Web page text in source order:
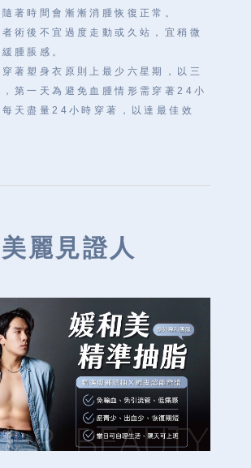
著時間會漸漸消腫恢復正常。
術後不宜過度走動或久站，宜稍微
腫脹感。
著塑身衣原則上最少六星期，以三
第一天為避免血腫情形需穿著24小
天盡量24小時穿著，以達最佳效
美麗見證人